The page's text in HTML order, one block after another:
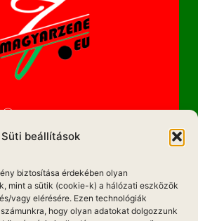
Süti beállítások
biztosítása érdekében olyan
mint a sütik (cookie-k) a hálózati eszközök
vagy elérésére. Ezen technológiák
hogy olyan adatokat dolgozzunk
IMPRESSZUM
ETIKAI KÓDEX